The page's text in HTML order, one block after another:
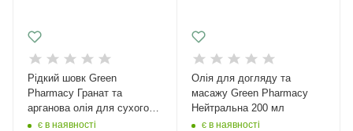
Рідкий шовк Green
Pharmacy Гранат та
арганова олія для сухого,
пошкодженого волосся 30
є в наявності
Олія для догляду та
масажу Green Pharmacy
Нейтральна 200 мл
є в наявності